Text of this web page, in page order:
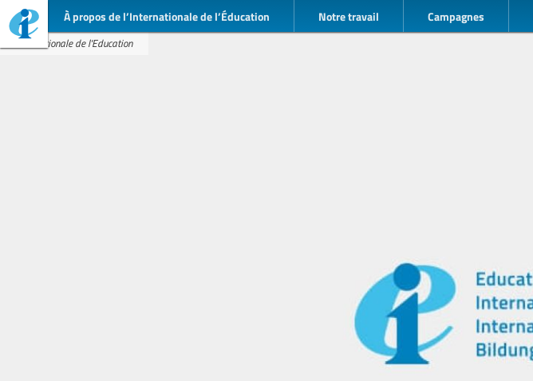
À propos de l’Internationale de l’Éducation Notre travail Campagnes
Internationale de l'Education